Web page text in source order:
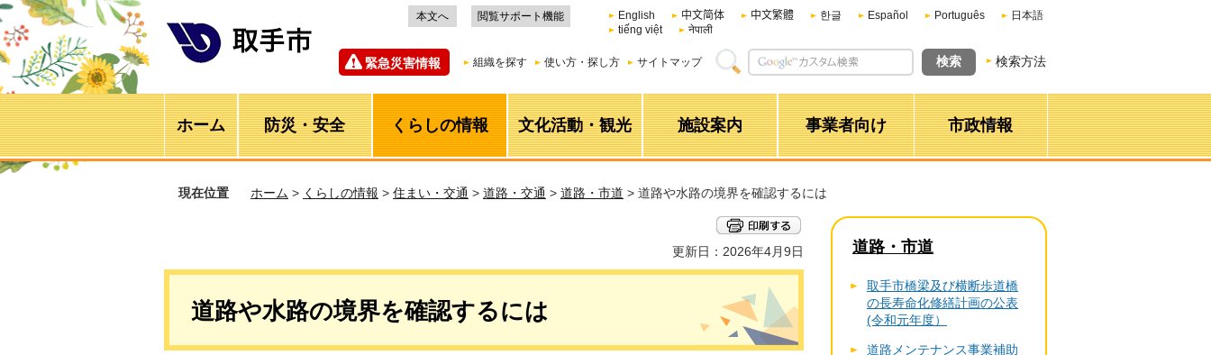
本文へ 閲覧サポート機能 English 中文简体 中文繁體 한글 Español Português
日本語
tiếng việt
नेपाली
緊急災害情報 組織を探す 使い方・探し方 サイトマップ 検索方法
ホーム 防災・安全 くらしの情報 文化活動・観光 施設案内 事業者向け 市政情報
現在位置 ホーム > くらしの情報 > 住まい・交通 > 道路・交通 > 道路・市道 > 道路や水路の境界を確認するには
更新日：2026年4月9日
道路や水路の境界を確認するには
道路・市道
取手市橋梁及び横断歩道橋
の長寿命化修繕計画の公表
(令和元年度）
道路メンテナンス事業補助